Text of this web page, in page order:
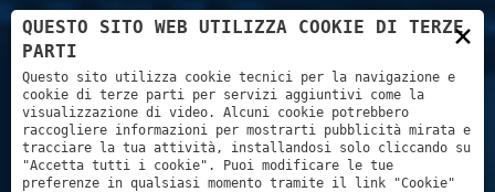
Stefano Trillini
Link utili
Carrello
×
QUESTO SITO WEB UTILIZZA COOKIE DI TERZE
PARTI
Questo sito utilizza cookie tecnici per la navigazione e
cookie di terze parti per servizi aggiuntivi come la
visualizzazione di video. Alcuni cookie potrebbero
raccogliere informazioni per mostrarti pubblicità mirata e
tracciare la tua attività, installandosi solo cliccando su
"Accetta tutti i cookie". Puoi modificare le tue
preferenze in qualsiasi momento tramite il link "Cookie"